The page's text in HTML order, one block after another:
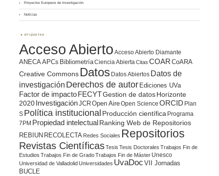
Proyectos Europeos de Investigación
Noticias
ETIQUETAS
Acceso Abierto Acceso Abierto Diamante
ANECAAPCs BibliometríaCiencia Abierta Citas COAR CoARA
Creative Commons Datos Datos Abiertos Datos de
investigación Derechos de autor Ediciones UVa
Factor de impacto FECYTGestion de datosHorizonte
2020 InvestigaciónJCROpen AireOpen Science ORCID Plan
S Política institucional Producción científica Programa
7PM Propiedad intelectualRanking Web de Repositorios
REBIUN RECOLECTA Redes Sociales Repositorios
Revistas CientíficasTesis Tesis Doctorales Trabajos Fin de
Estudios Trabajos Fin de GradoTrabajos Fin de Máster Unesco
Universidad de Valladolid Universidades UvaDoc VII Jornadas
BUCLE